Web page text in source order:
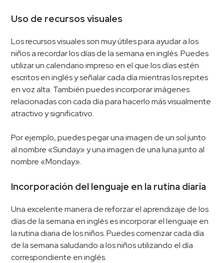
Uso de recursos visuales
Los recursos visuales son muy útiles para ayudar a los
niños a recordar los días de la semana en inglés. Puedes
utilizar un calendario impreso en el que los días estén
escritos en inglés y señalar cada día mientras los repites
en voz alta. También puedes incorporar imágenes
relacionadas con cada día para hacerlo más visualmente
atractivo y significativo.
Por ejemplo, puedes pegar una imagen de un sol junto
al nombre «Sunday» y una imagen de una luna junto al
nombre «Monday».
Incorporación del lenguaje en la rutina diaria
Una excelente manera de reforzar el aprendizaje de los
días de la semana en inglés es incorporar el lenguaje en
la rutina diaria de los niños. Puedes comenzar cada día
de la semana saludando a los niños utilizando el día
correspondiente en inglés.